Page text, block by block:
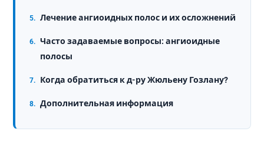
Лечение ангиоидных полос и их осложнений
Часто задаваемые вопросы: ангиоидные
полосы
Когда обратиться к д-ру Жюльену Гозлану?
Дополнительная информация